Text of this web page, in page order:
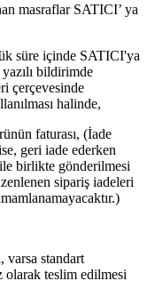
masraflar SATICI’ ya
süre içinde SATICI'ya
bildirimde
çerçevesinde
halinde,
faturası, (İade
geri iade ederken
birlikte gönderilmesi
sipariş iadeleri
varsa standart
olarak teslim edilmesi